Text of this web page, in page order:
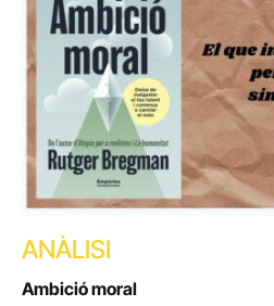
ANÀLISI
Ambició moral